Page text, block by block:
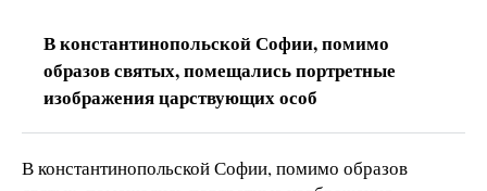
В константинопольской Софии, помимо
образов святых, помещались портретные
изображения царствующих особ
В константинопольской Софии, помимо образов